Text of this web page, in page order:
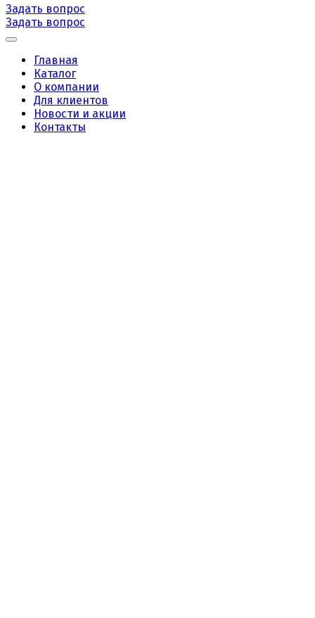
Задать вопрос
Задать вопрос
Главная
Каталог
О компании
Для клиентов
Новости и акции
Контакты